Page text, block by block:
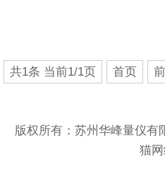
共1条 当前1/1页 首页
版权所有：苏州华峰量仪有
猫